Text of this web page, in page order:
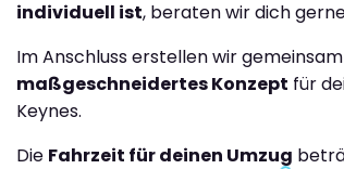
individuell ist, beraten wir dich
Im Anschluss erstellen wir
maßgeschneidertes Konzept für
Keynes.
Die Fahrzeit für deinen Umzug